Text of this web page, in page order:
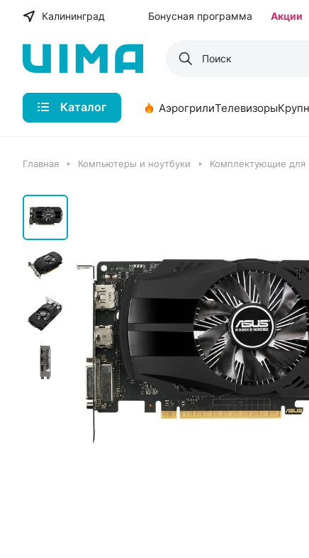
Калининград Бонусная программа Акции
Каталог АэрогрилиТелевизоры
Главная Компьютеры и ноутбуки Комплектующие для